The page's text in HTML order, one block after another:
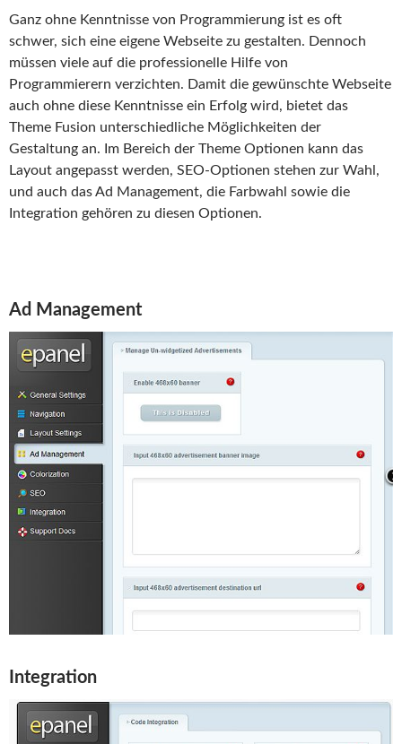
Ganz ohne Kenntnisse von Programmierung ist es oft
schwer, sich eine eigene Webseite zu gestalten. Dennoch
müssen viele auf die professionelle Hilfe von
Programmierern verzichten. Damit die gewünschte Webseite
auch ohne diese Kenntnisse ein Erfolg wird, bietet das
Theme Fusion unterschiedliche Möglichkeiten der
Gestaltung an. Im Bereich der Theme Optionen kann das
Layout angepasst werden, SEO-Optionen stehen zur Wahl,
und auch das Ad Management, die Farbwahl sowie die
Integration gehören zu diesen Optionen.
Ad Management
Integration